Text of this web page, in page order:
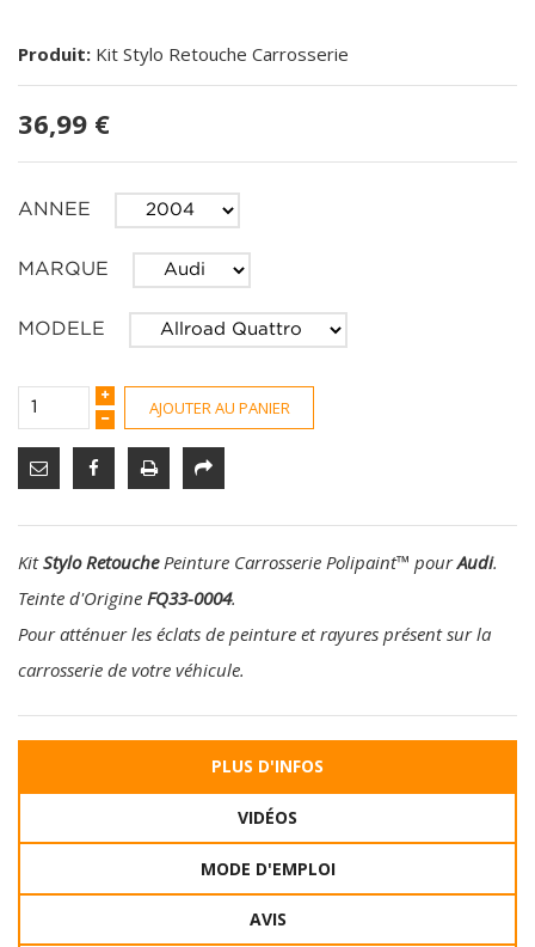
Produit: Kit Stylo Retouche Carrosserie
36,99 €
ANNEE
MARQUE
MODELE
AJOUTER AU PANIER
KitStylo RetouchePeinture Carrosserie Polipaint™ pourAudi.
Teinte d'Origine FQ33-0004.
Pour atténuer les éclats de peinture et rayures présent sur la
carrosserie de votre véhicule.
PLUS D'INFOS
VIDÉOS
MODE D'EMPLOI
AVIS